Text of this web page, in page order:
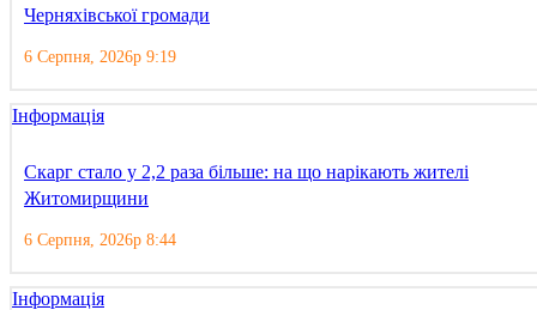
Черняхівської громади
6 Серпня, 2026р 9:19
Інформація
Скарг стало у 2,2 раза більше: на що нарікають жителі
Житомирщини
6 Серпня, 2026р 8:44
Інформація